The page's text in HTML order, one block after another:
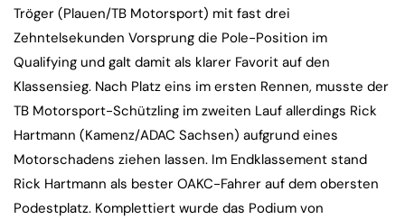
Tröger (Plauen/TB Motorsport) mit fast drei
Zehntelsekunden Vorsprung die Pole-Position im
Qualifying und galt damit als klarer Favorit auf den
Klassensieg. Nach Platz eins im ersten Rennen, musste der
TB Motorsport-Schützling im zweiten Lauf allerdings Rick
Hartmann (Kamenz/ADAC Sachsen) aufgrund eines
Motorschadens ziehen lassen. Im Endklassement stand
Rick Hartmann als bester OAKC-Fahrer auf dem obersten
Podestplatz. Komplettiert wurde das Podium von